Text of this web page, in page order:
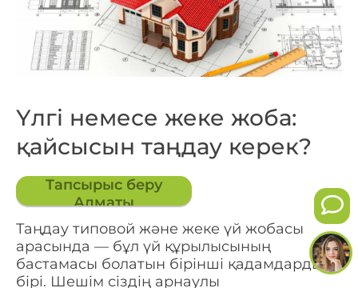
Үлгі немесе жеке жоба:
қайсысын таңдау керек?
Тапсырыс беру
Алматы
Таңдау типовой және жеке үй жобасы
арасында — бұл үй құрылысының
бастамасы болатын бірінші қадамдардың
бірі. Шешім сіздің арнаулы